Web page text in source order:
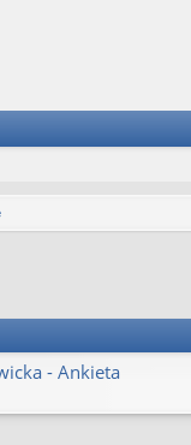
- Ankieta